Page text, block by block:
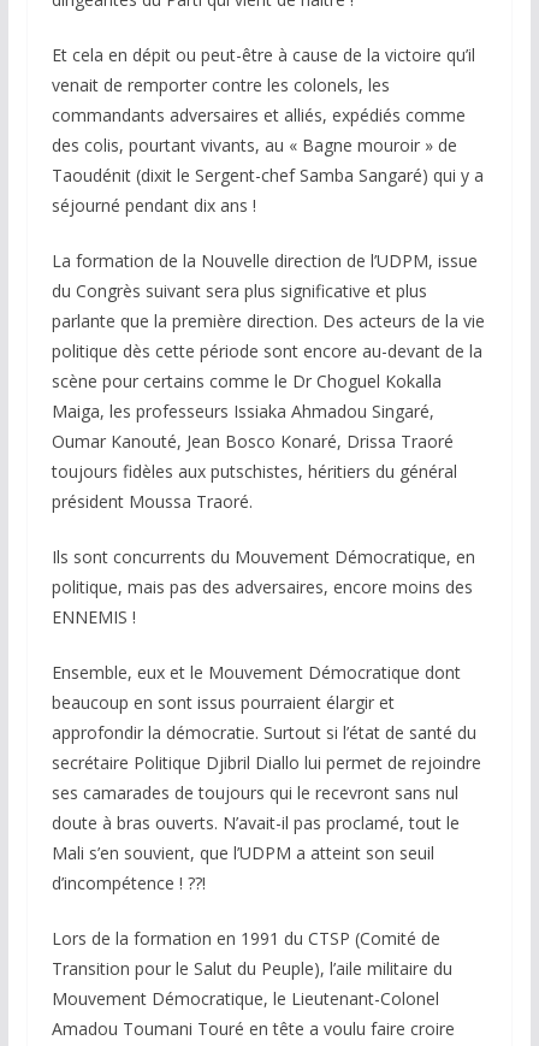
Et cela en dépit ou peut-être à cause de la victoire qu’il
venait de remporter contre les colonels, les
commandants adversaires et alliés, expédiés comme
des colis, pourtant vivants, au « Bagne mouroir » de
Taoudénit (dixit le Sergent-chef Samba Sangaré) qui y a
séjourné pendant dix ans !
La formation de la Nouvelle direction de l’UDPM, issue
du Congrès suivant sera plus significative et plus
parlante que la première direction. Des acteurs de la vie
politique dès cette période sont encore au-devant de la
scène pour certains comme le Dr Choguel Kokalla
Maiga, les professeurs Issiaka Ahmadou Singaré,
Oumar Kanouté, Jean Bosco Konaré, Drissa Traoré
toujours fidèles aux putschistes, héritiers du général
président Moussa Traoré.
Ils sont concurrents du Mouvement Démocratique, en
politique, mais pas des adversaires, encore moins des
ENNEMIS !
Ensemble, eux et le Mouvement Démocratique dont
beaucoup en sont issus pourraient élargir et
approfondir la démocratie. Surtout si l’état de santé du
secrétaire Politique Djibril Diallo lui permet de rejoindre
ses camarades de toujours qui le recevront sans nul
doute à bras ouverts. N’avait-il pas proclamé, tout le
Mali s’en souvient, que l’UDPM a atteint son seuil
d’incompétence ! ??!
Lors de la formation en 1991 du CTSP (Comité de
Transition pour le Salut du Peuple), l’aile militaire du
Mouvement Démocratique, le Lieutenant-Colonel
Amadou Toumani Touré en tête a voulu faire croire